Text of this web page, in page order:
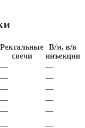
Ректальные
свечи
В/м, в/в
инъекции
—
—
—
—
—
—
—
—
—
—
— —